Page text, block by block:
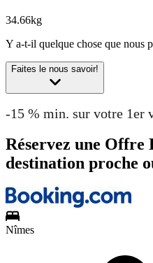
34.66kg
Y a-t-il quelque chose que nous
Faites le nous savoir!
-15 % min. sur votre 1er
Réservez une Offre
destination proche
Nîmes